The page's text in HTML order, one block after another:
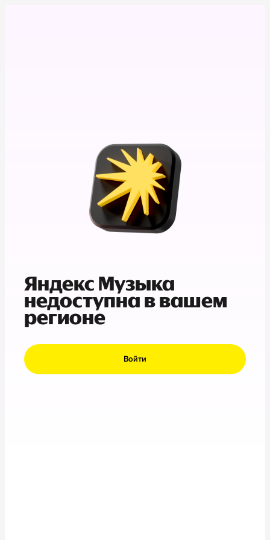
Яндекс Музыка
недоступна в вашем
регионе
Войти